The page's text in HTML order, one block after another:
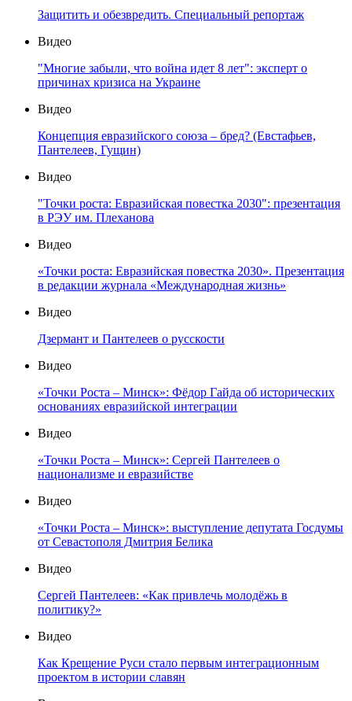
Защитить и обезвредить. Специальный репортаж
Видео
"Многие забыли, что война идет 8 лет": эксперт о
причинах кризиса на Украине
Видео
Концепция евразийского союза – бред? (Евстафьев,
Пантелеев, Гущин)
Видео
"Точки роста: Евразийская повестка 2030": презентация
в РЭУ им. Плеханова
Видео
«Точки роста: Евразийская повестка 2030». Презентация
в редакции журнала «Международная жизнь»
Видео
Дзермант и Пантелеев о русскости
Видео
«Точки Роста – Минск»: Фёдор Гайда об исторических
основаниях евразийской интеграции
Видео
«Точки Роста – Минск»: Сергей Пантелеев о
национализме и евразийстве
Видео
«Точки Роста – Минск»: выступление депутата Госдумы
от Севастополя Дмитрия Белика
Видео
Сергей Пантелеев: «Как привлечь молодёжь в
политику?»
Видео
Как Крещение Руси стало первым интеграционным
проектом в истории славян